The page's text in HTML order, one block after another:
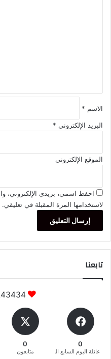
الاسم *
البريد الإلكتروني *
الموقع الإلكتروني
احفظ اسمي، بريدي الإلكتروني،
لاستخدامها المرة المقبلة في تعليقي.
تابعنا
0
عائلة اليوم السابع المغربية
0
متابعون